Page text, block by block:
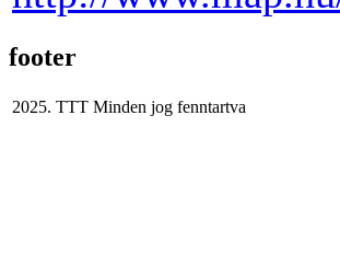
footer
2025. TTT Minden jog fenntartva